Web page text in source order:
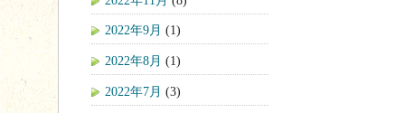
2022年9月 (1)
2022年8月 (1)
2022年7月 (3)